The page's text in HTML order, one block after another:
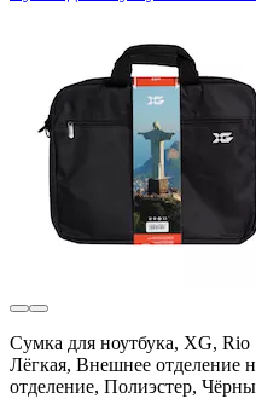
Сумка для ноутбука, XG,
Лёгкая, Внешнее отделение
отделение, Полиэстер,